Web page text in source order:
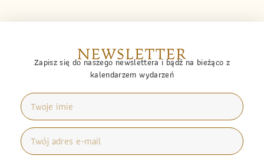
NEWSLETTER
Zapisz się do naszego newslettera i bądź na bieżąco z
kalendarzem wydarzeń